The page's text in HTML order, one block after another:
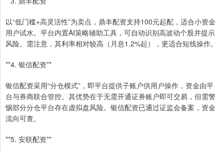
以“低门槛+高灵活性”为卖点，鼎丰配资支持100元起配，适合小资金
用户试水。平台内置AI策略辅助工具，可自动识别高波动个股并提示
风险。需注意，其利率相对较高（月息1.2%起），更适合短线操作。
**4. 银信配资**
银信配资采用“分仓模式”，即平台提供子账户供用户操作，资金由平
台与券商联合管控。其优势在于无需开通证券账户即可交易，但需警
惕部分分仓平台存在虚拟盘风险。银信配资已通过证监会备案，资金
流向可查。
**5. 安联配资**